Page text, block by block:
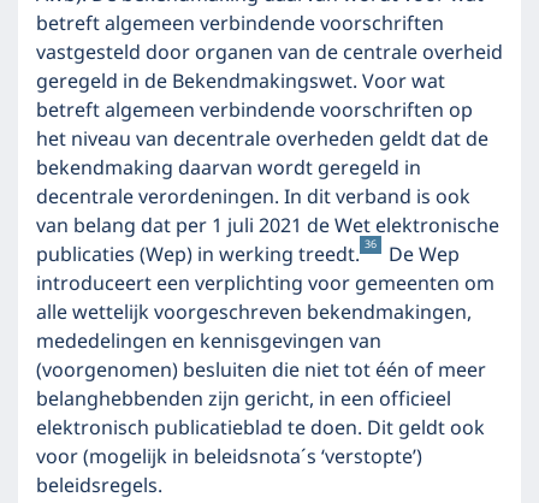
betreft algemeen verbindende voorschriften
vastgesteld door organen van de centrale overheid
geregeld in de Bekendmakingswet. Voor wat
betreft algemeen verbindende voorschriften op
het niveau van decentrale overheden geldt dat de
bekendmaking daarvan wordt geregeld in
decentrale verordeningen. In dit verband is ook
van belang dat per 1 juli 2021 de Wet elektronische
publicaties (Wep) in werking treedt. 36
De Wep
introduceert een verplichting voor gemeenten om
alle wettelijk voorgeschreven bekendmakingen,
mededelingen en kennisgevingen van
(voorgenomen) besluiten die niet tot één of meer
belanghebbenden zijn gericht, in een officieel
elektronisch publicatieblad te doen. Dit geldt ook
voor (mogelijk in beleidsnota´s ‘verstopte’)
beleidsregels.